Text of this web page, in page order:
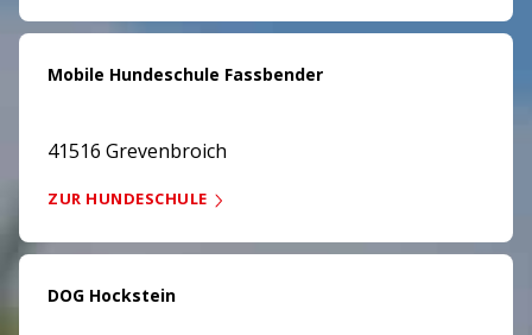
Mobile Hundeschule Fassbender
41516 Grevenbroich
ZUR HUNDESCHULE
DOG Hockstein